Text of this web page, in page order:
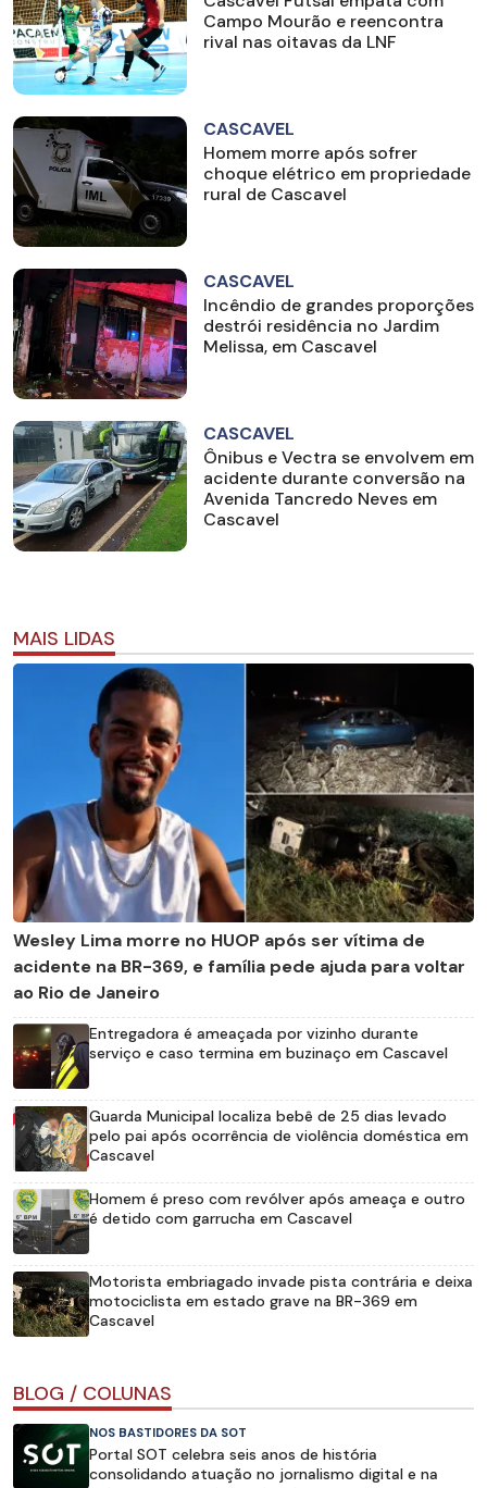
Campo Mourão e reencontra
rival nas oitavas da LNF
CASCAVEL
Homem morre após sofrer
choque elétrico em propriedade
rural de Cascavel
CASCAVEL
Incêndio de grandes proporções
destrói residência no Jardim
Melissa, em Cascavel
CASCAVEL
Ônibus e Vectra se envolvem em
acidente durante conversão na
Avenida Tancredo Neves em
Cascavel
MAIS LIDAS
Wesley Lima morre no HUOP após ser vítima de
acidente na BR-369, e família pede ajuda para voltar
ao Rio de Janeiro
Entregadora é ameaçada por vizinho durante
serviço e caso termina em buzinaço em Cascavel
Guarda Municipal localiza bebê de 25 dias levado
pelo pai após ocorrência de violência doméstica em
Cascavel
Homem é preso com revólver após ameaça e outro
é detido com garrucha em Cascavel
Motorista embriagado invade pista contrária e deixa
motociclista em estado grave na BR-369 em
Cascavel
BLOG / COLUNAS
NOS BASTIDORES DA SOT
Portal SOT celebra seis anos de história
consolidando atuação no jornalismo digital e na